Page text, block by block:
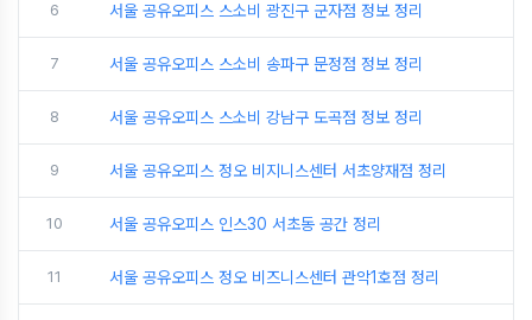
6 서울 공유오피스 스소비 광진구 군자점 정보 정리
7 서울 공유오피스 스소비 송파구 문정점 정보 정리
8 서울 공유오피스 스소비 강남구 도곡점 정보 정리
9 서울 공유오피스 정오 비지니스센터 서초양재점 정리
10 서울 공유오피스 인스30 서초동 공간 정리
11 서울 공유오피스 정오 비즈니스센터 관악1호점 정리